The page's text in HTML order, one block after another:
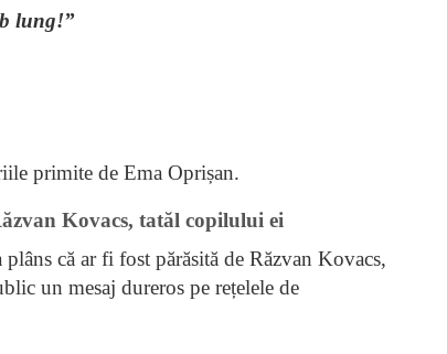
lung!”
primite de Ema Oprișan.
Kovacs, tatăl copilului ei
că ar fi fost părăsită de Răzvan Kovacs,
un mesaj dureros pe rețelele de